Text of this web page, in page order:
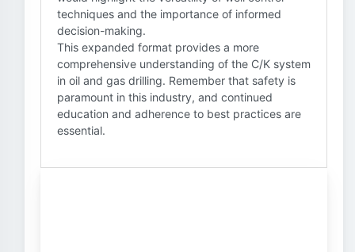
techniques and the importance of informed
decision-making.
This expanded format provides a more
comprehensive understanding of the C/K system
in oil and gas drilling. Remember that safety is
paramount in this industry, and continued
education and adherence to best practices are
essential.